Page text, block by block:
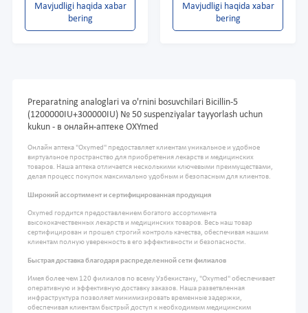
Mavjudligi haqida xabar
bering
Mavjudligi haqida xabar
bering
Preparatning analoglari va o'rnini bosuvchilari Bicillin-5
(1200000IU+300000IU) № 50 suspenziyalar tayyorlash uchun
kukun - в онлайн-аптеке OXYmed
Онлайн аптека "Oxymed" предоставляет клиентам уникальное и удобное
виртуальное пространство для приобретения лекарств и медицинских
товаров. Наша аптека отличается несколькими ключевыми преимуществами,
делая процесс покупок максимально удобным и безопасным для клиентов.
Широкий ассортимент и сертифицированная продукция
Oxymed гордится предоставлением богатого ассортимента
высококачественных лекарств и медицинских товаров. Весь наш товар
сертифицирован и прошел строгий контроль качества, обеспечивая нашим
клиентам полную уверенность в его эффективности и безопасности.
Быстрая доставка благодаря распределенной сети филиалов
Имея более чем 120 филиалов по всему Узбекистану, "Oxymed" обеспечивает
оперативную и эффективную доставку заказов. Наша разветвленная
инфраструктура позволяет минимизировать временные задержки,
обеспечивая клиентам быстрый доступ к необходимым медицинским